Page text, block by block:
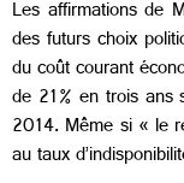
Les affirmations de
des futurs choix
du coût courant
de 21% en trois ans
2014. Même si « le
au taux